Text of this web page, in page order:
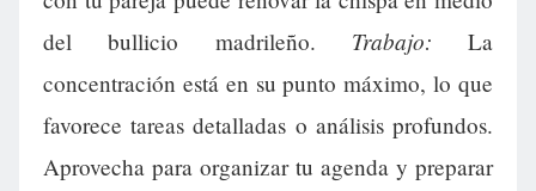
del bullicio madrileño. Trabajo: La
concentración está en su punto máximo, lo que
favorece tareas detalladas o análisis profundos.
Aprovecha para organizar tu agenda y preparar